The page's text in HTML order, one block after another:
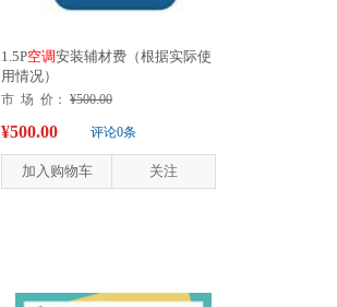
1.5P空调安装辅材费（根据实际使
用情况）
市 场 价： ¥500.00
评论0条
¥500.00
加入购物车 关注